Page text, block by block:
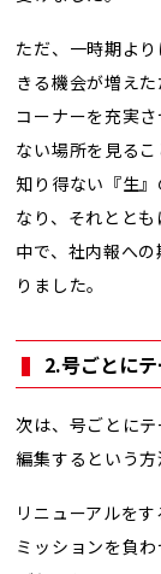
ただ、一時期よ
きる機会が増え
コーナーを充実
ない場所を見る
知り得ない『生
なり、それとと
中で、社内報へ
りました。
2.号ごとに
次は、号ごとに
編集するという方
リニューアルを
ミッションを負